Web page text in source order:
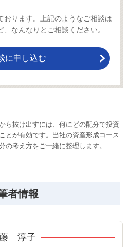
おります。上記のようなご相談は
なんなりとご相談ください。
に申し込む
ら抜け出すには、何にどの配分で投資
とが有効です。当社の資産形成コース
の考え方をご一緒に整理します。
者情報
淳子